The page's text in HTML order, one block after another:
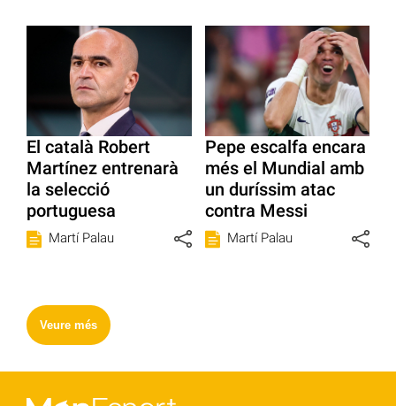
El català Robert
Martínez entrenarà
la selecció
portuguesa
Martí Palau
Pepe escalfa encara
més el Mundial amb
un duríssim atac
contra Messi
Martí Palau
Veure més